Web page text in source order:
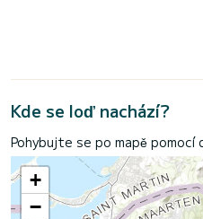
Kde se loď nachází?
Pohybujte se po mapě pomocí
+
−